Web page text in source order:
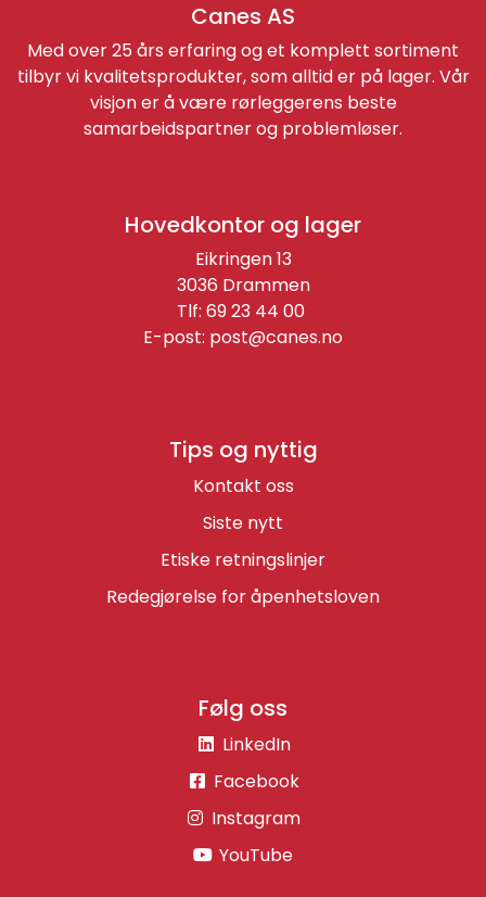
Canes AS
Med over 25 års erfaring og et komplett sortiment
tilbyr vi kvalitetsprodukter, som alltid er på lager. Vår
visjon er å være rørleggerens beste
samarbeidspartner og problemløser.
Tips og nyttig
Kontakt oss
Siste nytt
Etiske retningslinjer
Redegjørelse for åpenhetsloven
Følg oss
LinkedIn
Facebook
Instagram
YouTube
Hovedkontor og lager
Eikringen 13
3036 Drammen
Tlf: 69 23 44 00
E-post: post@canes.no